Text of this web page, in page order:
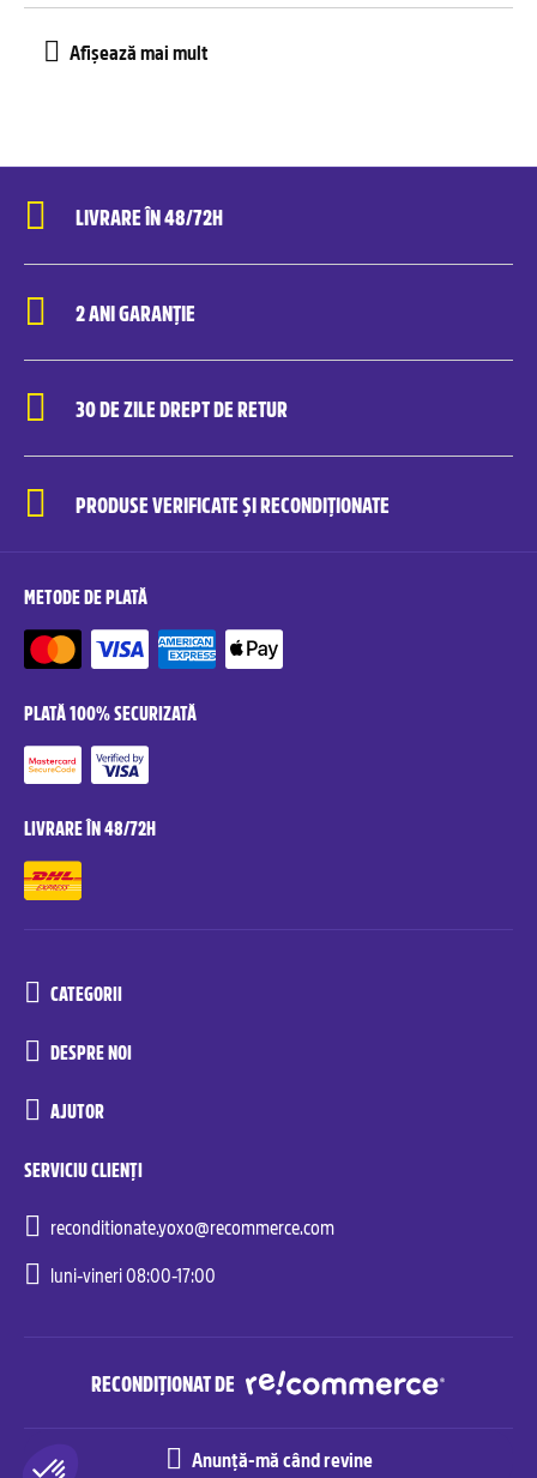
Anunță-mă când revine
LIVRARE ÎN 48/72H
2 ANI GARANȚIE
30 DE ZILE DREPT DE RETUR
PRODUSE VERIFICATE ȘI RECONDIȚIONATE
METODE DE PLATĂ
PLATĂ 100% SECURIZATĂ
LIVRARE ÎN 48/72H
CATEGORII
DESPRE NOI
AJUTOR
SERVICIU CLIENȚI
reconditionate.yoxo@recommerce.com
luni-vineri 08:00-17:00
RECONDIȚIONAT DE
Recommerce© Solutions. All rights reserved.